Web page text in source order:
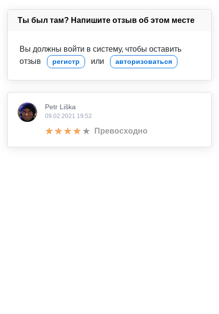
Ты был там? Напишите отзыв об этом месте
Вы должны войти в систему, чтобы оставить
отзыв
регистр или авторизоваться
Petr Liška
09.02.2021 19:52
Превосходно